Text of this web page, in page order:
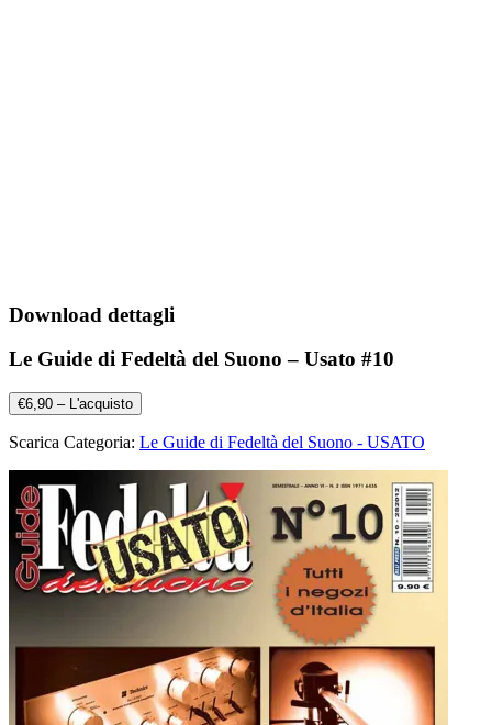
Download dettagli
Le Guide di Fedeltà del Suono – Usato #10
€6,90 – L'acquisto
Scarica Categoria: Le Guide di Fedeltà del Suono - USATO